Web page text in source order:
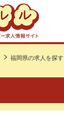
福岡県の求人を探す